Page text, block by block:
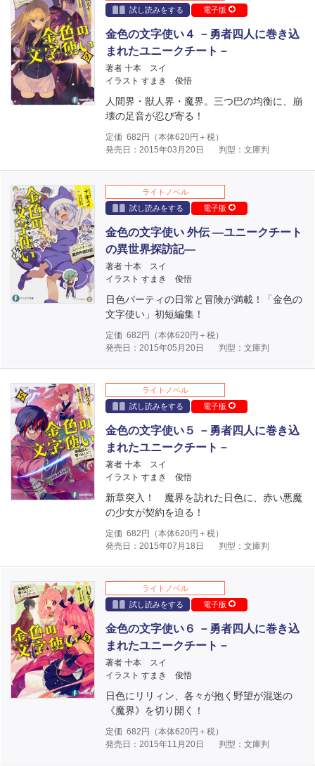
試し読みをする
電子版
金色の文字使い４ －勇者四人に巻き込
まれたユニークチート－
著者 十本 スイ
イラスト すまき 俊悟
人間界・獣人界・魔界。三つ巴の均衡に、崩
壊の足音が忍び寄る！
定価 682 円（本体620円＋税）
発売日：2015年03月20日
判型：文庫判
ライトノベル
試し読みをする
電子版
金色の文字使い 外伝 ―ユニークチート
の異世界探訪記―
著者 十本 スイ
イラスト すまき 俊悟
日色パーティの日常と冒険が満載！「金色の
文字使い」初短編集！
定価 682 円（本体620円＋税）
発売日：2015年05月20日
判型：文庫判
ライトノベル
試し読みをする
電子版
金色の文字使い５ －勇者四人に巻き込
まれたユニークチート－
著者 十本 スイ
イラスト すまき 俊悟
新章突入！ 魔界を訪れた日色に、赤い悪魔
の少女が契約を迫る！
定価 682 円（本体620円＋税）
発売日：2015年07月18日
判型：文庫判
ライトノベル
試し読みをする
電子版
金色の文字使い６ －勇者四人に巻き込
まれたユニークチート－
著者 十本 スイ
イラスト すまき 俊悟
日色にリリィン、各々が抱く野望が混迷の
《魔界》を切り開く！
定価 682 円（本体620円＋税）
発売日：2015年11月20日
判型：文庫判